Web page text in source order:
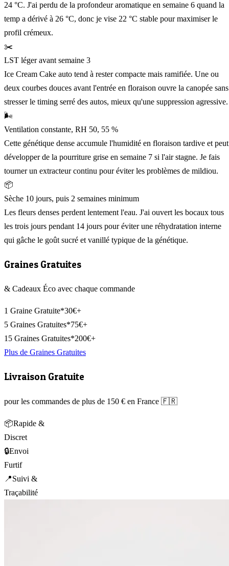
24 °C. J'ai perdu de la profondeur aromatique en semaine 6 quand la
temp a dérivé à 26 °C, donc je vise 22 °C stable pour maximiser le
profil crémeux.
✂️
LST léger avant semaine 3
Ice Cream Cake auto tend à rester compacte mais ramifiée. Une ou
deux courbes douces avant l'entrée en floraison ouvre la canopée sans
stresser le timing serré des autos, mieux qu'une suppression agressive.
🌬️
Ventilation constante, RH 50, 55 %
Cette génétique dense accumule l'humidité en floraison tardive et peut
développer de la pourriture grise en semaine 7 si l'air stagne. Je fais
tourner un extracteur continu pour éviter les problèmes de mildiou.
📦
Sèche 10 jours, puis 2 semaines minimum
Les fleurs denses perdent lentement l'eau. J'ai ouvert les bocaux tous
les trois jours pendant 14 jours pour éviter une réhydratation interne
qui gâche le goût sucré et vanillé typique de la génétique.
Graines Gratuites
& Cadeaux Éco avec chaque commande
1 Graine Gratuite*30€+
5 Graines Gratuites*75€+
15 Graines Gratuites*200€+
Plus de Graines Gratuites
Livraison Gratuite
pour les commandes de plus de 150 € en France 🇫🇷
📦Rapide &
Discret
🔒Envoi
Furtif
📍Suivi &
Traçabilité